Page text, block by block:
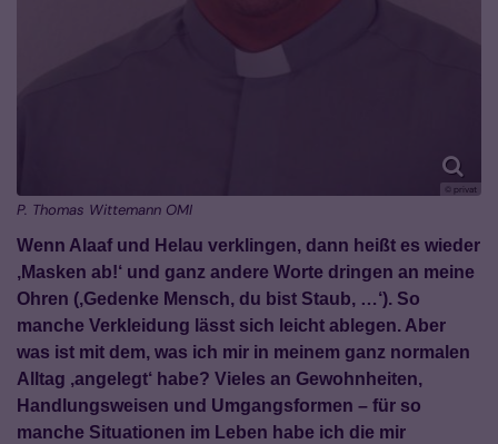
© privat
P. Thomas Wittemann OMI
Wenn Alaaf und Helau verklingen, dann heißt es wieder
‚Masken ab!‘ und ganz andere Worte dringen an meine
Ohren (‚Gedenke Mensch, du bist Staub, …‘). So
manche Verkleidung lässt sich leicht ablegen. Aber
was ist mit dem, was ich mir in meinem ganz normalen
Alltag ‚angelegt‘ habe? Vieles an Gewohnheiten,
Handlungsweisen und Umgangsformen – für so
manche Situationen im Leben habe ich die mir